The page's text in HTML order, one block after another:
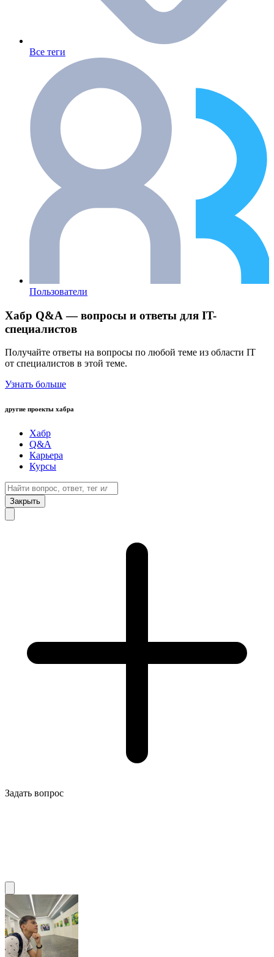
Все теги
Пользователи
Хабр Q&A — вопросы и ответы для IT-
специалистов
Получайте ответы на вопросы по любой теме из области IT
от специалистов в этой теме.
Узнать больше
другие проекты хабра
Хабр
Q&A
Карьера
Курсы
Закрыть
Задать вопрос